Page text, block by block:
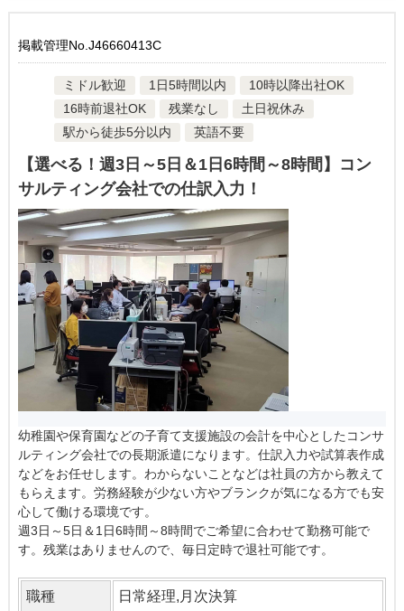
掲載管理No.J46660413C
ミドル歓迎 1日5時間以内
10時以降出社OK
16時前退社OK
残業なし
土日祝休み
駅から徒歩5分以内
英語不要
【選べる！週3日～5日＆1日6時間～8時間】コン
サルティング会社での仕訳入力！
幼稚園や保育園などの子育て支援施設の会計を中心としたコンサ
ルティング会社での長期派遣になります。仕訳入力や試算表作成
などをお任せします。わからないことなどは社員の方から教えて
もらえます。労務経験が少ない方やブランクが気になる方でも安
心して働ける環境です。
週3日～5日＆1日6時間～8時間でご希望に合わせて勤務可能で
す。残業はありませんので、毎日定時で退社可能です。
職種 日常経理,月次決算